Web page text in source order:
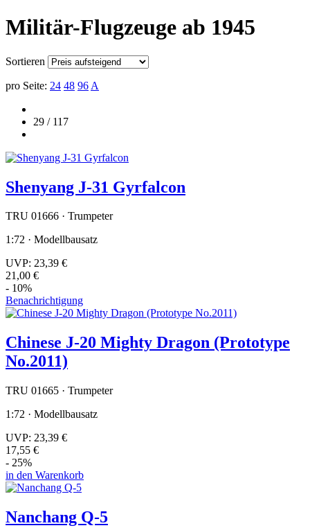
Militär-Flugzeuge ab 1945
Sortieren
pro Seite: 24 48 96 A
29 / 117
Shenyang J-31 Gyrfalcon
TRU 01666 · Trumpeter
1:72 · Modellbausatz
UVP: 23,39 €
21,00 €
- 10%
Benachrichtigung
Chinese J-20 Mighty Dragon (Prototype
No.2011)
TRU 01665 · Trumpeter
1:72 · Modellbausatz
UVP: 23,39 €
17,55 €
- 25%
in den Warenkorb
Nanchang Q-5